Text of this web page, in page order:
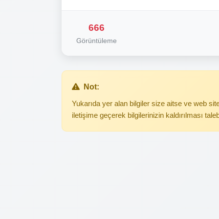
666
Görüntüleme
Not:
Yukarıda yer alan bilgiler size aitse ve web
iletişime geçerek bilgilerinizin kaldırılması